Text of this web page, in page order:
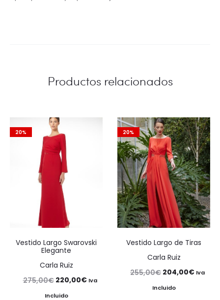
Productos relacionados
20%
Vestido Largo Swarovski
Elegante
Carla Ruiz
275,00€ El
precio
220,00€ElIva
Incluido
20%
Vestido Largo de Tiras
Carla Ruiz
255,00€ El
precio
204,00€ElIva
Incluido